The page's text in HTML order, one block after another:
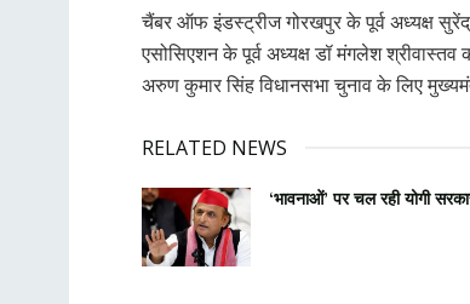
चैंबर ऑफ इंडस्ट्रीज गोरखपुर के पूर्व अध्यक्ष
एसोसिएशन के पूर्व अध्यक्ष डॉ मंगलेश
अरुण कुमार सिंह विधानसभा चुनाव के लिए
RELATED NEWS
‘भावनाओं’ पर चल रही योगी